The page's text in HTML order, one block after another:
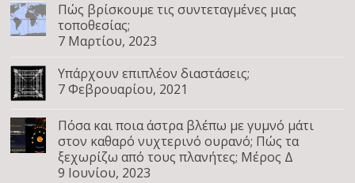
Πώς βρίσκουμε τις συντεταγμένες μιας
τοποθεσίας;
7 Μαρτίου, 2023
Υπάρχουν επιπλέον διαστάσεις;
7 Φεβρουαρίου, 2021
Πόσα και ποια άστρα βλέπω με γυμνό μάτι
στον καθαρό νυχτερινό ουρανό; Πώς τα
ξεχωρίζω από τους πλανήτες; Μέρος Δ
9 Ιουνίου, 2023